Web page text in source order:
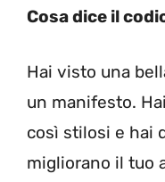
Cosa dice il
Hai visto una
un manifesto.
così stilosi e hai
migliorano il tuo